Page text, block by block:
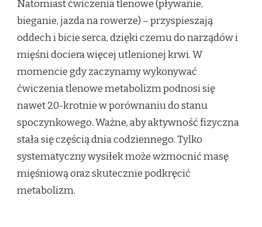
Natomiast ćwiczenia tlenowe (pływanie,
bieganie, jazda na rowerze) – przyspieszają
oddech i bicie serca, dzięki czemu do narządów i
mięśni dociera więcej utlenionej krwi. W
momencie gdy zaczynamy wykonywać
ćwiczenia tlenowe metabolizm podnosi się
nawet 20-krotnie w porównaniu do stanu
spoczynkowego. Ważne, aby aktywność fizyczna
stała się częścią dnia codziennego. Tylko
systematyczny wysiłek może wzmocnić masę
mięśniową oraz skutecznie podkręcić
metabolizm.